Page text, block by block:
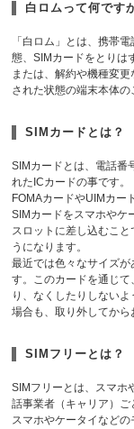
白ロムって何です
「白ロム」とは、携帯
態、SIMカードをとりは
または、解約や機種変
された状態の端末本体の
SIMカードとは？
SIMカードとは、電話番
れたICカードの事です。
FOMAカードやUIMカー
SIMカードをスマホやケ
スロットに差し込むこ
うになります。
最近では色々なサイズ
す。このカードを通じ
り、なくしたりしない
場合も、取り外してから
SIMフリーとは？
SIMフリーとは、スマホ
話事業者（キャリア）ご
スマホやケータイなど